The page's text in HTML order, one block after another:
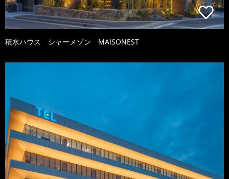
積水ハウス シャーメゾン MAISONEST